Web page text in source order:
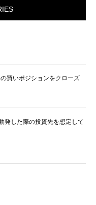
買いポジションをクローズ
発した際の投資先を想定して